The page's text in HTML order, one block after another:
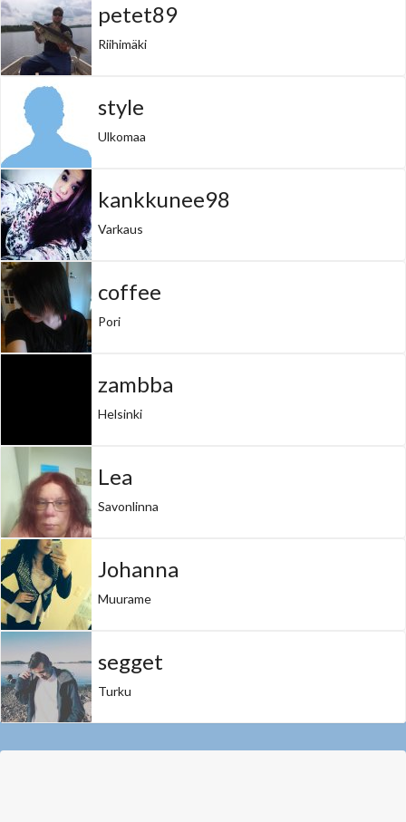
petet89
Riihimäki
style
Ulkomaa
kankkunee98
Varkaus
coffee
Pori
zambba
Helsinki
Lea
Savonlinna
Johanna
Muurame
segget
Turku